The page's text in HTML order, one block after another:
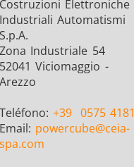
Elettroniche
Automatismi
Industriale 54
Viciomaggio -
+39 0575 4181
powercube@ceia-